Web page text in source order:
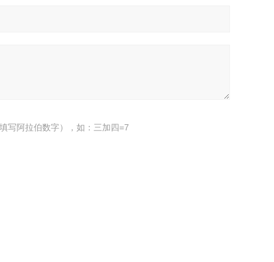
写阿拉伯数字），如：三加四=7